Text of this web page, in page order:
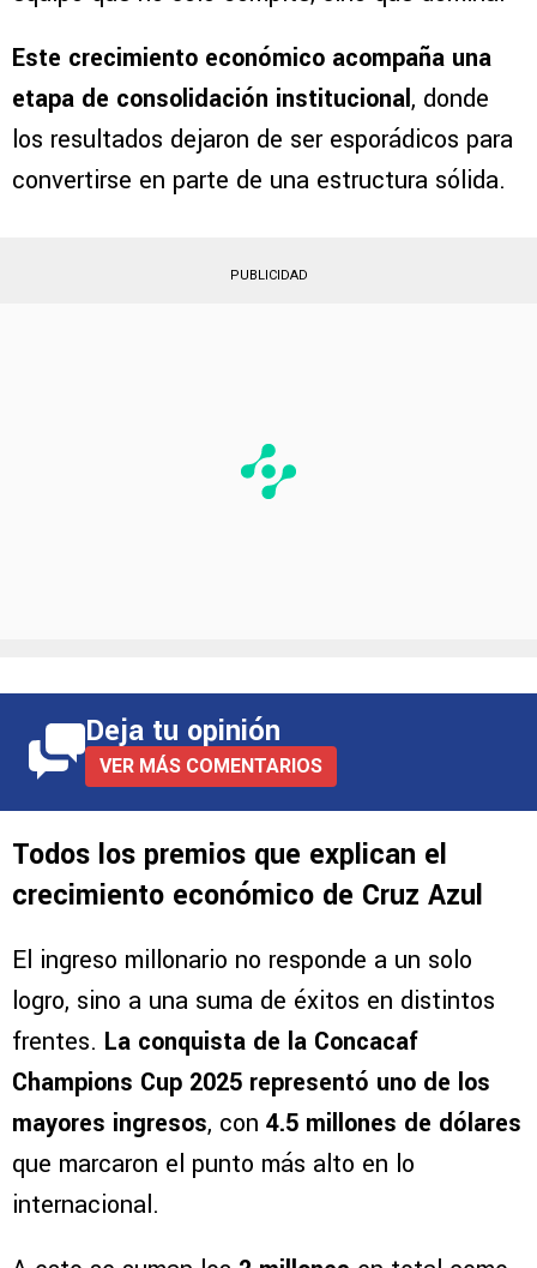
refleja el impacto directo de su rendimiento en
la cancha. El dato no es menor. Habla de un
equipo que no solo compite, sino que domina.
Este crecimiento económico acompaña una
etapa de consolidación institucional
convertirse en parte de una estructura sólida.
Deja tu opinión
VER MÁS COMENTARIOS
Todos los premios que explican el
crecimiento económico de Cruz Azul
El ingreso millonario no responde a un solo
logro, sino a una suma de éxitos en distintos
frentes.
La conquista de la Concacaf
Champions Cup 2025 representó uno de los